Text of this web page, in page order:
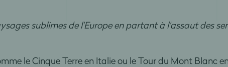
sublimes de l'Europe en partant à l'assaut des
le Cinque Terre en Italie ou le Tour du Mont Blanc